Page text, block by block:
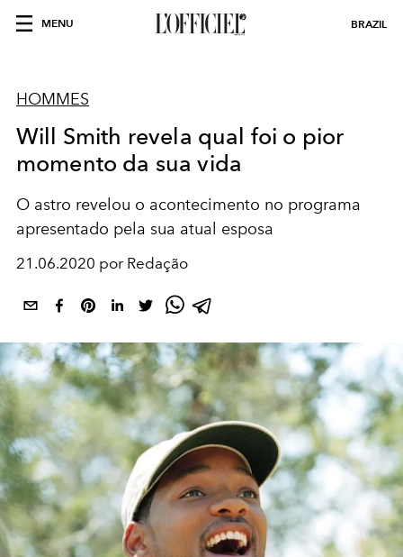
MENU BRAZIL
HOMMES
Will Smith revela qual foi o pior
momento da sua vida
O astro revelou o acontecimento no programa
apresentado pela sua atual esposa
21.06.2020 por Redação